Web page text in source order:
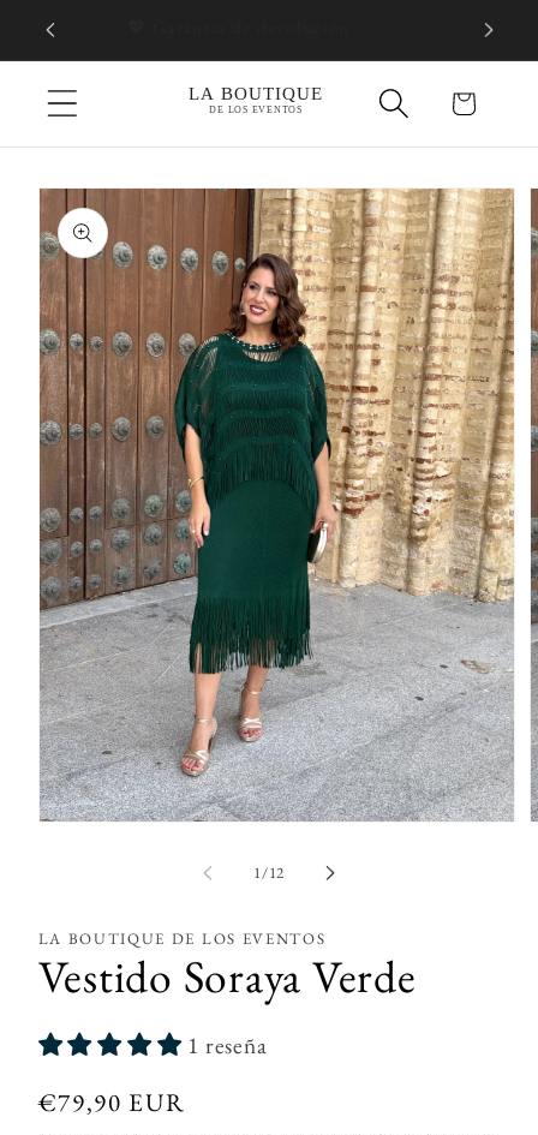
directamente
al contenido
Carrito
directamente
a la
información
del producto
ventana
1/de
12
LA BOUTIQUE DE LOS EVENTOS
Vestido Soraya Verde
1 reseña
Precio
€79,90 EUR